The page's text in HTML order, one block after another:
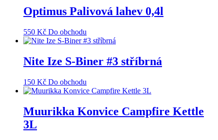
Optimus Palivová lahev 0,4l
550 Kč Do obchodu
Nite Ize S-Biner #3 stříbrná
150 Kč Do obchodu
Muurikka Konvice Campfire Kettle
3L